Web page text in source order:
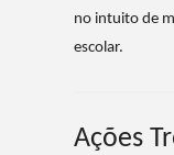
no intuito de
escolar.
Ações